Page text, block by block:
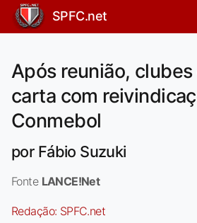
SPFC.net
Após reunião, clubes
carta com
Conmebol
por Fábio Suzuki
Fonte LANCE!Net
Redação: SPFC.net